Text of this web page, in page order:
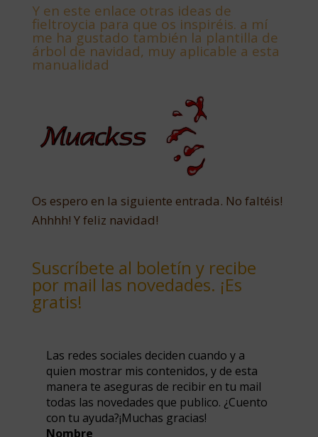
Y en este enlace otras ideas de
fieltroycia para que os inspiréis. a mí
me ha gustado también la plantilla de
árbol de navidad, muy aplicable a esta
manualidad
Os espero en la siguiente entrada. No faltéis!
Ahhhh! Y feliz navidad!
Suscríbete al boletín y recibe
por mail las novedades. ¡Es
gratis!
Las redes sociales deciden cuando y a
quien mostrar mis contenidos, y de esta
manera te aseguras de recibir en tu mail
todas las novedades que publico. ¿Cuento
con tu ayuda?¡Muchas gracias!
Nombre